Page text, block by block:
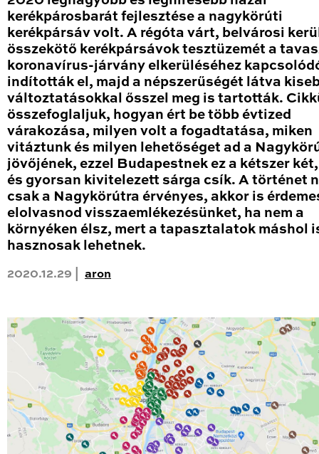
kerékpárosbarát fejlesztése a nagykörúti
kerékpársáv volt. A régóta várt, belvárosi
összekötő kerékpársávok tesztüzemét a
koronavírus-járvány elkerüléséhez
indították el, majd a népszerűségét látva
változtatásokkal ősszel meg is tartották.
összefoglaljuk, hogyan ért be több évtized
várakozása, milyen volt a fogadtatása, miken
vitáztunk és milyen lehetőséget ad a
jövőjének, ezzel Budapestnek ez a kétszer
és gyorsan kivitelezett sárga csík. A történet
csak a Nagykörútra érvényes, akkor is
elolvasnod visszaemlékezésünket, ha nem a
környéken élsz, mert a tapasztalatok máshol
hasznosak lehetnek.
2020.12.29 | aron